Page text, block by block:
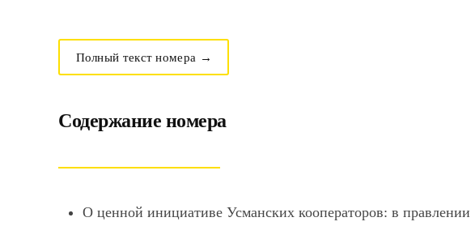
Полный текст номера →
Содержание номера
О ценной инициативе Усманских кооператоров: в